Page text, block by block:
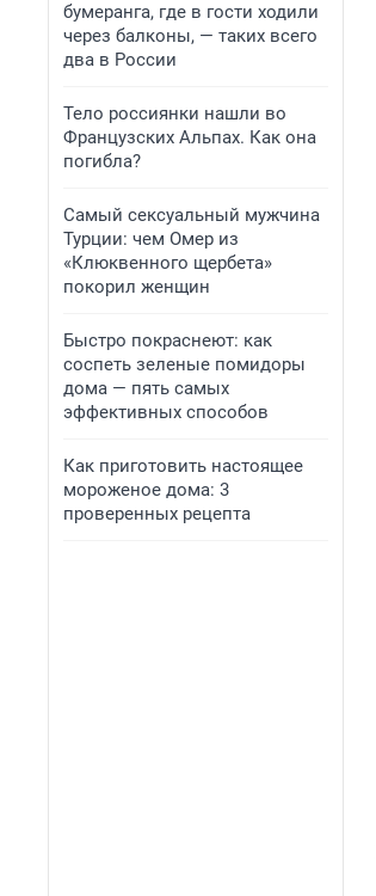
бумеранга, где в гости ходили
через балконы, — таких всего
два в России
Тело россиянки нашли во
Французских Альпах. Как она
погибла?
Самый сексуальный мужчина
Турции: чем Омер из
«Клюквенного щербета»
покорил женщин
Быстро покраснеют: как
соспеть зеленые помидоры
дома — пять самых
эффективных способов
Как приготовить настоящее
мороженое дома: 3
проверенных рецепта